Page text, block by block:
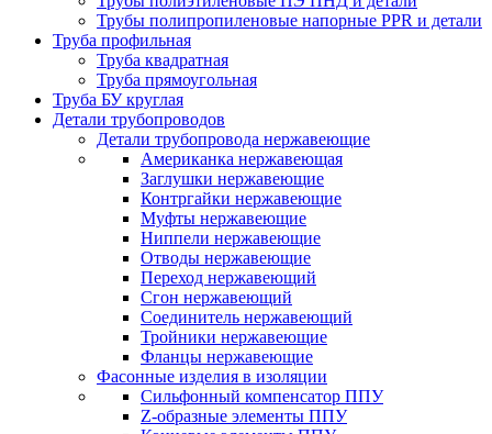
Трубы полипропиленовые напорные PPR и детали
Труба профильная
Труба квадратная
Труба прямоугольная
Труба БУ круглая
Детали трубопроводов
Детали трубопровода нержавеющие
Американка нержавеющая
Заглушки нержавеющие
Контргайки нержавеющие
Муфты нержавеющие
Ниппели нержавеющие
Отводы нержавеющие
Переход нержавеющий
Сгон нержавеющий
Соединитель нержавеющий
Тройники нержавеющие
Фланцы нержавеющие
Фасонные изделия в изоляции
Cильфонный компенсатор ППУ
Z-образные элементы ППУ